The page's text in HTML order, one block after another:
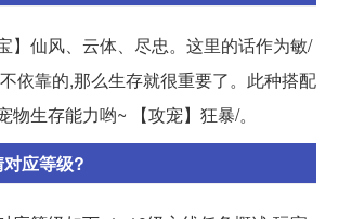
】仙风、云体、尽忠。这里的话作为敏/
依靠的,那么生存就很重要了。此种搭配
物生存能力哟~ 【攻宠】狂暴/。
应等级?